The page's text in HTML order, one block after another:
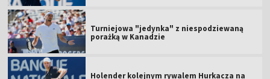
Turniejowa "jedynka" z niespodziewaną
porażką w Kanadzie
Holender kolejnym rywalem Hurkacza na